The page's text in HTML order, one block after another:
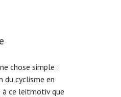
chose simple :
du cyclisme en
à ce leitmotiv que